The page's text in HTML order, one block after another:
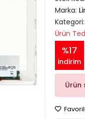
Marka:
Kategori:
Ürün
%17
indirim
Ürün